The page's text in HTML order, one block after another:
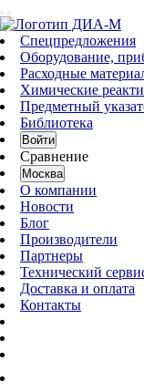
Спецпредложения
Оборудование,
Расходные
Химические
Предметный
Библиотека
Войти
Сравнение
Москва
О компании
Новости
Блог
Производители
Партнеры
Технический
Доставка и оплата
Контакты